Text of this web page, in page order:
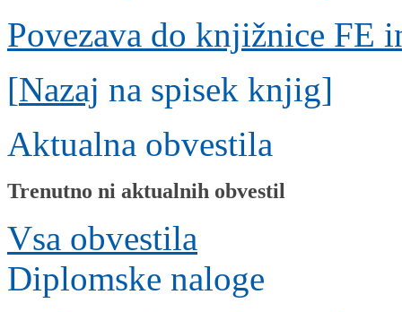
Povezava do knjižnice FE
[Nazaj na spisek knjig]
Aktualna obvestila
Trenutno ni aktualnih obvestil
Vsa obvestila
Diplomske naloge